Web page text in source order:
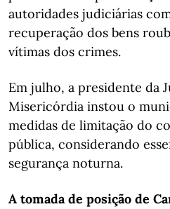
autoridades judiciárias
recuperação dos bens
vítimas dos crimes.
Em julho, a presidente da
Misericórdia instou o
medidas de limitação do
pública, considerando
segurança noturna.
A tomada de posição de